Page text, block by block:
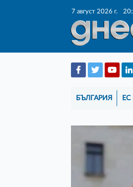
7 август 2026 г.
БЪЛГАРИЯ